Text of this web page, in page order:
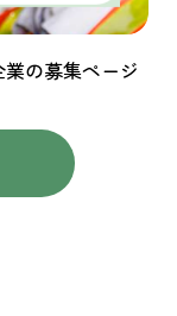
の募集ページ